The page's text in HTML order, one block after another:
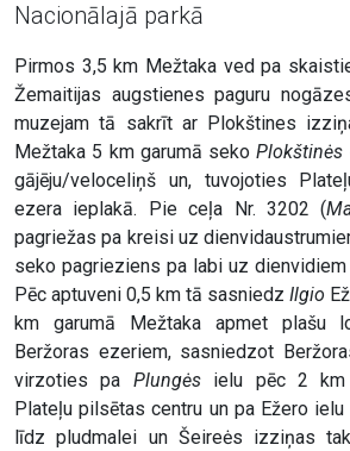
Nacionālajā parkā
Pirmos 3,5 km Mežtaka ved pa
Žemaitijas augstienes paguru
muzejam tā sakrīt ar Plokštines
Mežtaka 5 km garumā sekoPlokštinės
gājēju/veloceliņš un, tuvojoties
ezera ieplakā. Pie ceļa Nr. 3202 (
pagriežas pa kreisi uz
seko pagrieziens pa labi uz
Pēc aptuveni 0,5 km tā sasniedz Ilgio
km garumā Mežtaka apmet plašu
Beržoras ezeriem, sasniedzot
virzoties pa Plungėsielu pēc 2 km
Plateļu pilsētas centru un pa Ežero
līdz pludmalei un Šeireės izziņas